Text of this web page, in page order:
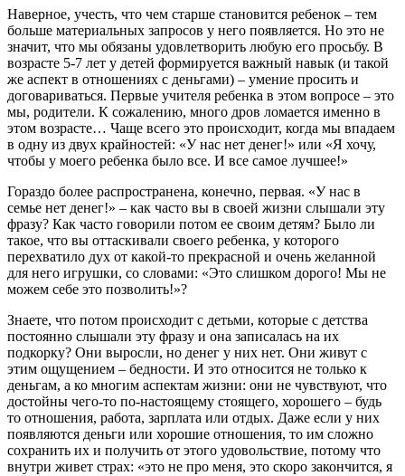
Наверное, учесть, что чем старше становится ребенок – тем
больше материальных запросов у него появляется. Но это не
значит, что мы обязаны удовлетворить любую его просьбу. В
возрасте 5-7 лет у детей формируется важный навык (и такой
же аспект в отношениях с деньгами) – умение просить и
договариваться. Первые учителя ребенка в этом вопросе – это
мы, родители. К сожалению, много дров ломается именно в
этом возрасте… Чаще всего это происходит, когда мы впадаем
в одну из двух крайностей: «У нас нет денег!» или «Я хочу,
чтобы у моего ребенка было все. И все самое лучшее!»
Гораздо более распространена, конечно, первая. «У нас в
семье нет денег!» – как часто вы в своей жизни слышали эту
фразу? Как часто говорили потом ее своим детям? Было ли
такое, что вы оттаскивали своего ребенка, у которого
перехватило дух от какой-то прекрасной и очень желанной
для него игрушки, со словами: «Это слишком дорого! Мы не
можем себе это позволить!»?
Знаете, что потом происходит с детьми, которые с детства
постоянно слышали эту фразу и она записалась на их
подкорку? Они выросли, но денег у них нет. Они живут с
этим ощущением – бедности. И это относится не только к
деньгам, а ко многим аспектам жизни: они не чувствуют, что
достойны чего-то по-настоящему стоящего, хорошего – будь
то отношения, работа, зарплата или отдых. Даже если у них
появляются деньги или хорошие отношения, то им сложно
сохранить их и получить от этого удовольствие, потому что
внутри живет страх: «это не про меня, это скоро закончится, я